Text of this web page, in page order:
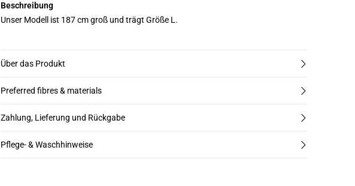
Beschreibung
Unser Modell ist 187 cm groß und trägt Größe L.
Über das Produkt
Preferred fibres & materials
Zahlung, Lieferung und Rückgabe
Pflege- & Waschhinweise